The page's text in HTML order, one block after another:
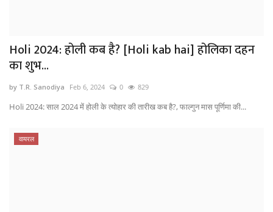
Holi 2024: होली कब है? [Holi kab hai] होलिका दहन
का शुभ...
by T.R. Sanodiya Feb 6, 2024 0 829
Holi 2024: साल 2024 में होली के त्योहार की तारीख कब है?, फाल्गुन मास पूर्णिमा की...
वायरल